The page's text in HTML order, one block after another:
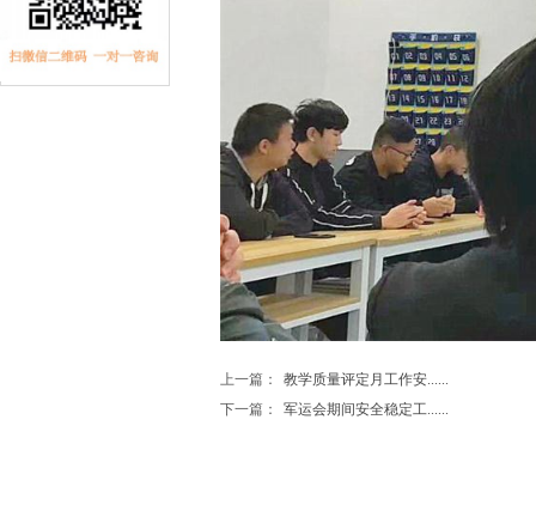
上一篇：
教学质量评定月工作安......
下一篇：
军运会期间安全稳定工......